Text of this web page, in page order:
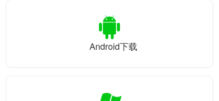
Android下载